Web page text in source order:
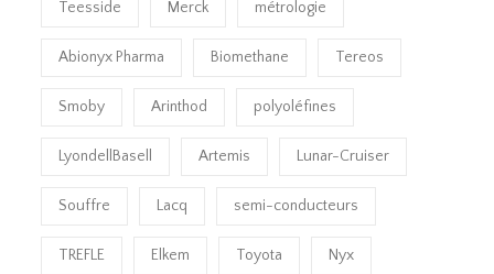
Teesside Merck métrologie
Abionyx Pharma Biomethane Tereos
Smoby Arinthod polyoléfines
LyondellBasell Artemis Lunar-Cruiser
Souffre Lacq semi-conducteurs
TREFLE Elkem Toyota Nyx